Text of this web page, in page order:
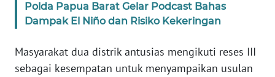
Polda Papua Barat Gelar Podcast Bahas
Dampak El Niño dan Risiko Kekeringan
Masyarakat dua distrik antusias mengikuti reses III
sebagai kesempatan untuk menyampaikan usulan
WN
JABAR
WN
BANTEN